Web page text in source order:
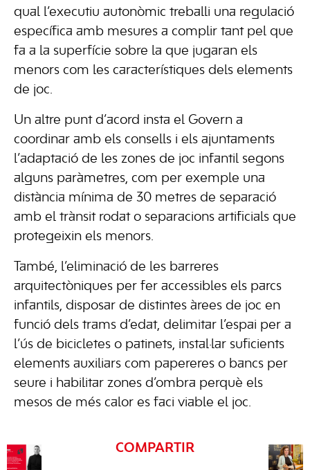
qual l’executiu autonòmic treballi una regulació
específica amb mesures a complir tant pel que
fa a la superfície sobre la que jugaran els
menors com les característiques dels elements
de joc.
Un altre punt d’acord insta el Govern a
coordinar amb els consells i els ajuntaments
l’adaptació de les zones de joc infantil segons
alguns paràmetres, com per exemple una
distància mínima de 30 metres de separació
amb el trànsit rodat o separacions artificials que
protegeixin els menors.
També, l’eliminació de les barreres
arquitectòniques per fer accessibles els parcs
infantils, disposar de distintes àrees de joc en
funció dels trams d’edat, delimitar l’espai per a
l’ús de bicicletes o patinets, instal·lar suficients
elements auxiliars com papereres o bancs per
seure i habilitar zones d’ombra perquè els
mesos de més calor es faci viable el joc.
COMPARTIR